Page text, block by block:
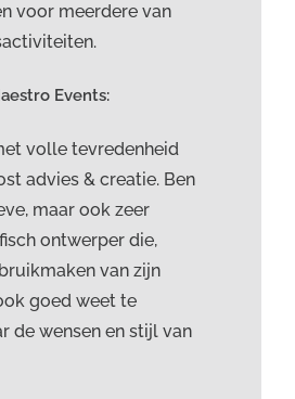
voor meerdere van
Events:
volle tevredenheid
advies & creatie. Ben
maar ook zeer
ontwerper die,
van zijn
goed weet te
de wensen en stijl van